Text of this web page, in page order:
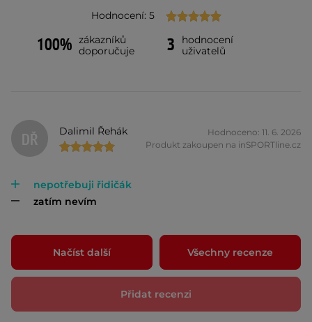
Hodnocení: 5
100% zákazníků
doporučuje
3
hodnocení
uživatelů
DŘ Dalimil Řehák
Hodnoceno: 11. 6. 2026
Produkt zakoupen na inSPORTline.cz
nepotřebuji řidičák
zatím nevím
Načíst další Všechny recenze
Přidat recenzi